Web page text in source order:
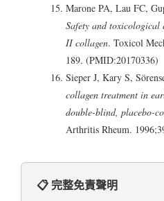
Marone PA, Lau FC,
Safety and toxicological
II collagen. Toxicol
189. (PMID:20170336)
Sieper J, Kary S,
collagen treatment in
double-blind, placebo-
Arthritis Rheum.
📋 完整免責聲明